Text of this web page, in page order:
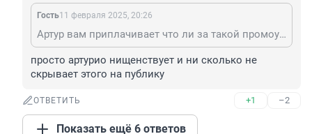
Гость11 февраля 2025, 20:26
Артур вам приплачивает что ли за такой промоушен? Как ни крути, он самый знаменитый из всей команды 72-ру! ))
просто артурио нищенствует и ни сколько не
скрывает этого на публику
ОТВЕТИТЬ +1 –2
Показать ещё 6 ответов